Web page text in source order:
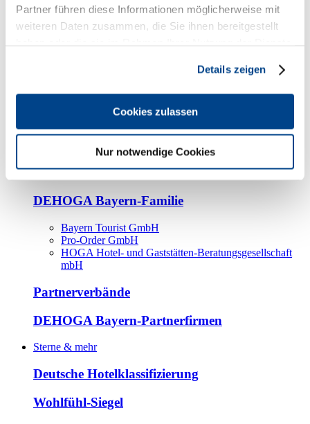
Partner führen diese Informationen möglicherweise mit
weiteren Daten zusammen, die Sie ihnen bereitgestellt
Details zeigen
Cookies zulassen
Nur notwendige Cookies
Kooperationspartner
Tourismusorganisationen
Bayern Tourismus Marketing GmbH
DEHOGA-Familie
Bundesverband
Fachverbände
DEHOGA Bayern-Familie
Bayern Tourist GmbH
Pro-Order GmbH
HOGA Hotel- und Gaststätten-Beratungsgesellschaft
mbH
Partnerverbände
DEHOGA Bayern-Partnerfirmen
Sterne & mehr
Deutsche Hotelklassifizierung
Wohlfühl-Siegel